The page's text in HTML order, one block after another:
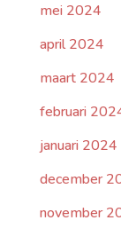
mei 2024
april 2024
maart 2024
februari
januari 2024
december
november